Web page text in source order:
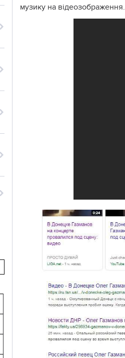
музику на відеозображення.